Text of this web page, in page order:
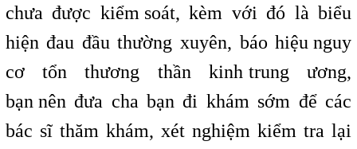
chưa được kiểm soát, kèm với đó là biểu
hiện đau đầu thường xuyên, báo hiệu ,nguy
cơ tổn thương thần kinh trung ương,
bạn nên đưa cha bạn đi khám sớm để các
bác sĩ thăm khám, xét nghiệm kiểm tra lại